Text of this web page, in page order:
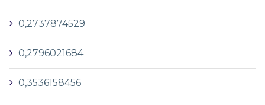
0,2737874529
0,2796021684
0,3536158456